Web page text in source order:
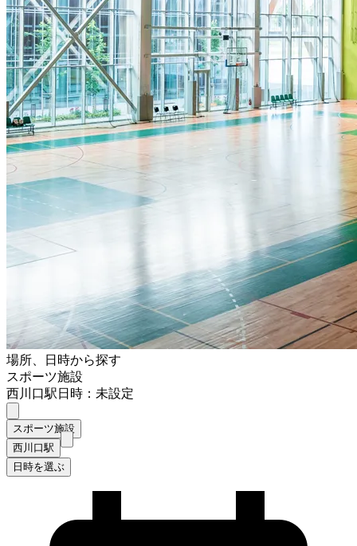
場所、日時から探す
スポーツ施設
西川口駅日時：未設定
スポーツ施設
西川口駅
日時を選ぶ